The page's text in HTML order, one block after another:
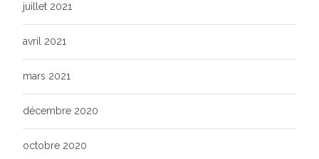
juillet 2021
avril 2021
mars 2021
décembre 2020
octobre 2020